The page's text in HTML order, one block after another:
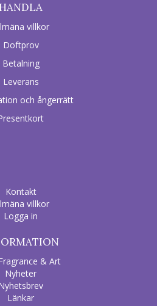
HANDLA
villkor
Doftprov
Betalning
Leverans
och ångerrätt
Kontakt
villkor
Logga in
& Art
Nyheter
Länkar